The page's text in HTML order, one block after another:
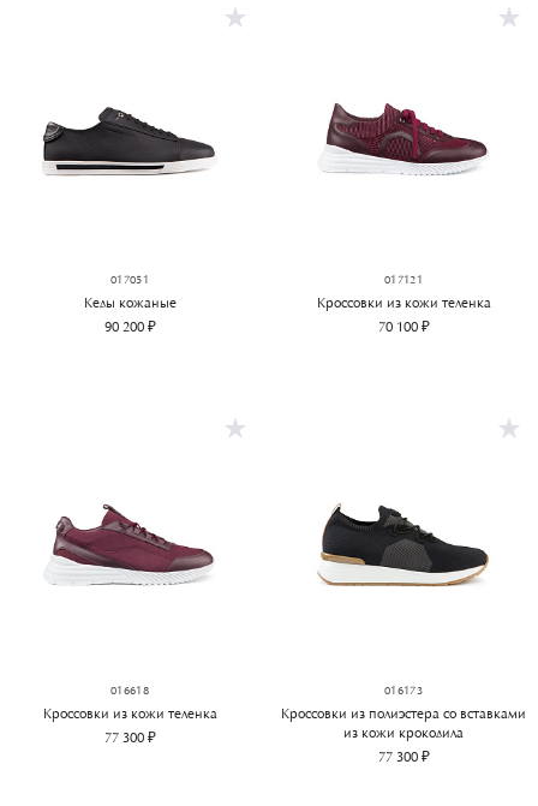
017051
Кеды кожаные
90 200 ₽
017121
Кроссовки из кожи теленка
70 100 ₽
016618
Кроссовки из кожи теленка
77 300 ₽
016173
Кроссовки из полиэстера со вставками
из кожи крокодила
77 300 ₽